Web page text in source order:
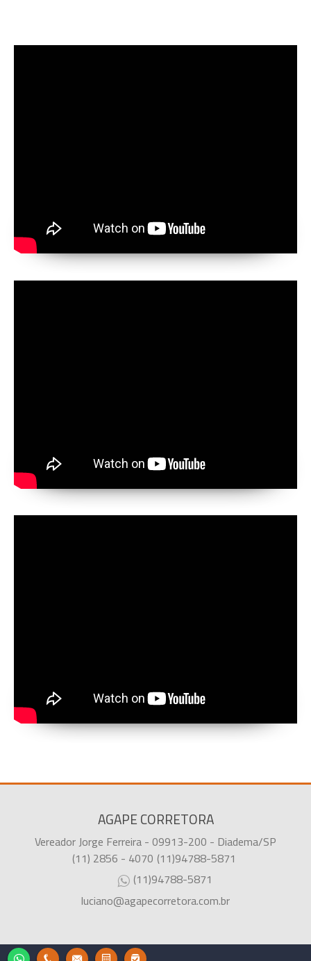
AGAPE CORRETORA
Vereador Jorge Ferreira - 09913-200 - Diadema/SP
(11) 2856 - 4070 (11)94788-5871
(11)94788-5871
luciano@agapecorretora.com.br